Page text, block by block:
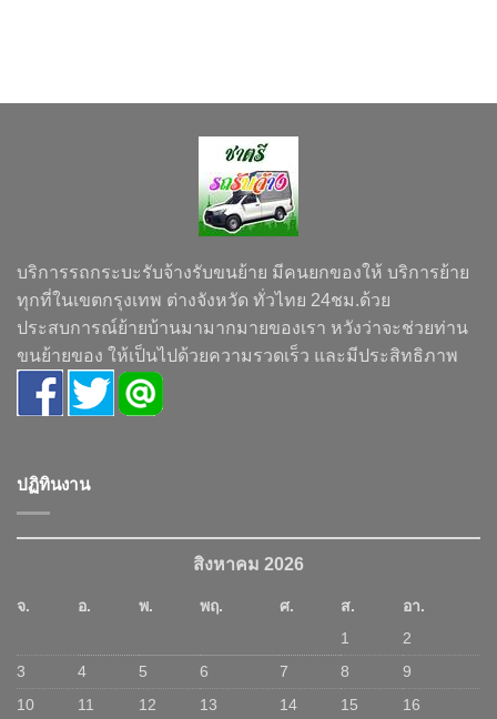
บริการรถกระบะรับจ้างรับขนย้าย มีคนยกของให้ บริการย้าย
ทุกที่ในเขตกรุงเทพ ต่างจังหวัด ทั่วไทย 24ชม.ด้วย
ประสบการณ์ย้ายบ้านมามากมายของเรา หวังว่าจะช่วยท่าน
ขนย้ายของ ให้เป็นไปด้วยความรวดเร็ว และมีประสิทธิภาพ
ปฏิทินงาน
สิงหาคม 2026
จ. อ. พ. พฤ. ศ. ส.
อา.
1
2
3
4 5 6 7 8
9
10
11 12 13 14 15
16